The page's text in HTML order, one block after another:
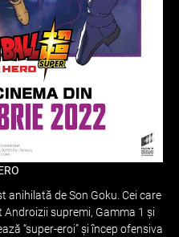
anihilată de Son Goku. Cei care
supremi, Gamma 1 și
“super-eroi” și încep ofensiva